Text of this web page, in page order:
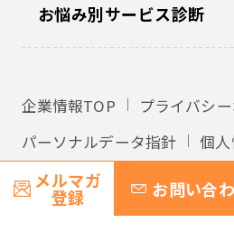
メルマガ
登録 お問い合
お悩み別サービス診断
企業情報TOP
プライバシ
パーソナルデータ指針
個
外国への個人情報の提供
サイトマップ